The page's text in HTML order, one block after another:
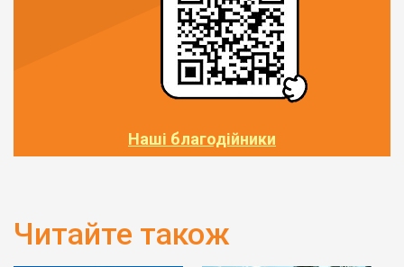
Наші благодійники
Читайте також